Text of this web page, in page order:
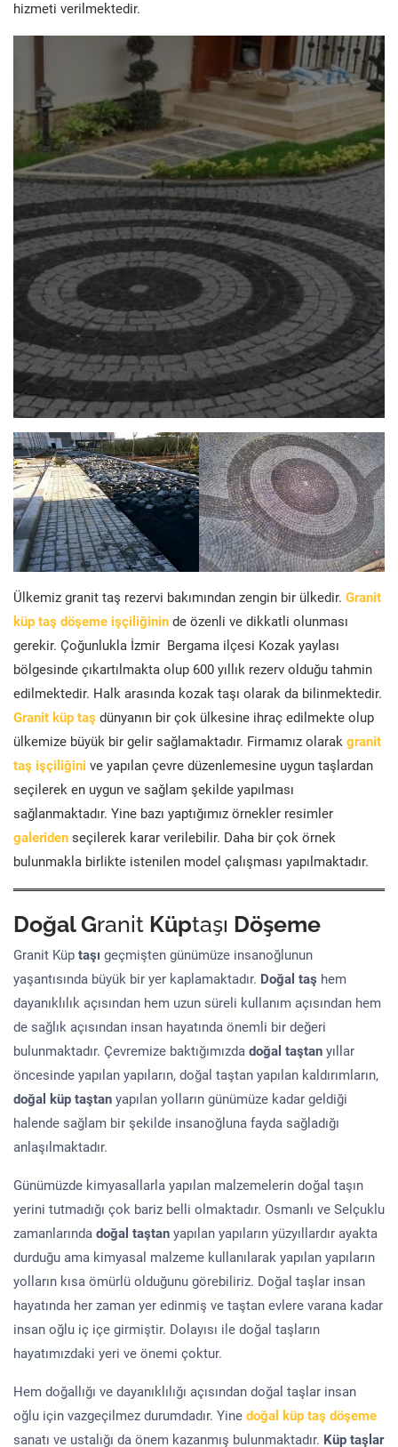
hizmeti verilmektedir.
Ülkemiz granit taş rezervi bakımından zengin bir ülkedir. Granit
küp taş döşeme işçiliğinin de özenli ve dikkatli olunması
gerekir. Çoğunlukla İzmir Bergama ilçesi Kozak yaylası
bölgesinde çıkartılmakta olup 600 yıllık rezerv olduğu tahmin
edilmektedir. Halk arasında kozak taşı olarak da bilinmektedir.
Granit küp taş dünyanın bir çok ülkesine ihraç edilmekte olup
ülkemize büyük bir gelir sağlamaktadır. Firmamız olarak granit
taş işçiliğini ve yapılan çevre düzenlemesine uygun taşlardan
seçilerek en uygun ve sağlam şekilde yapılması
sağlanmaktadır. Yine bazı yaptığımız örnekler resimler
galeriden seçilerek karar verilebilir. Daha bir çok örnek
bulunmakla birlikte istenilen model çalışması yapılmaktadır.
Doğal Granit Küptaşı Döşeme
Granit Küp taşı geçmişten günümüze insanoğlunun
yaşantısında büyük bir yer kaplamaktadır. Doğal taş hem
dayanıklılık açısından hem uzun süreli kullanım açısından hem
de sağlık açısından insan hayatında önemli bir değeri
bulunmaktadır. Çevremize baktığımızda doğal taştan yıllar
öncesinde yapılan yapıların, doğal taştan yapılan kaldırımların,
doğal küp taştan yapılan yolların günümüze kadar geldiği
halende sağlam bir şekilde insanoğluna fayda sağladığı
anlaşılmaktadır.
Günümüzde kimyasallarla yapılan malzemelerin doğal taşın
yerini tutmadığı çok bariz belli olmaktadır. Osmanlı ve Selçuklu
zamanlarında doğal taştan yapılan yapıların yüzyıllardır ayakta
durduğu ama kimyasal malzeme kullanılarak yapılan yapıların
yolların kısa ömürlü olduğunu görebiliriz. Doğal taşlar insan
hayatında her zaman yer edinmiş ve taştan evlere varana kadar
insan oğlu iç içe girmiştir. Dolayısı ile doğal taşların
hayatımızdaki yeri ve önemi çoktur.
Hem doğallığı ve dayanıklılığı açısından doğal taşlar insan
oğlu için vazgeçilmez durumdadır. Yine doğal küp taş döşeme
sanatı ve ustalığı da önem kazanmış bulunmaktadır. Küp taşlar